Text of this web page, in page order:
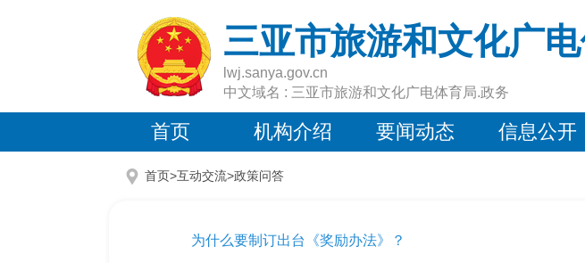
三亚市旅游和文化广
lwj.sanya.gov.cn
中文域名 : 三亚市旅游和文化广电体育局.政务
首页 机构介绍 要闻动态 信息公开
首页>互动交流>政策问答
为什么要制订出台《奖励办法》？